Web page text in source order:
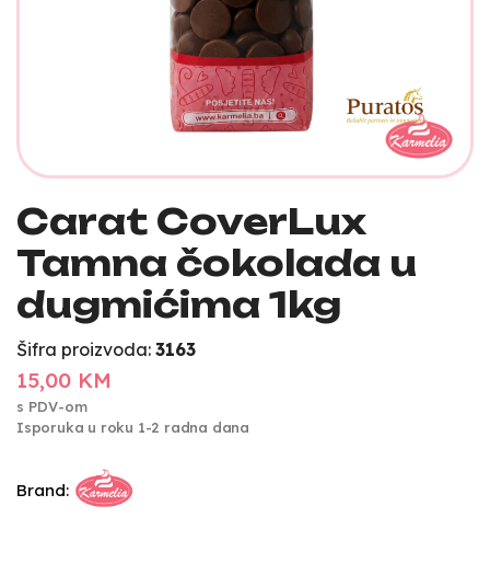
Carat CoverLux
Tamna čokolada u
dugmićima 1kg
Šifra proizvoda: 3163
15,00 KM
s PDV-om
Isporuka u roku 1-2 radna dana
Brand: